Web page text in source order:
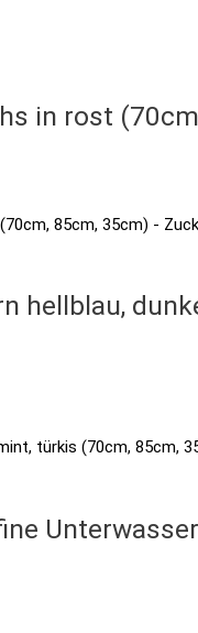
in rost
hellblau,